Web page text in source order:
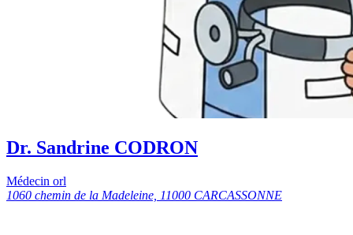
Dr. Sandrine CODRON
Médecin orl
1060 chemin de la Madeleine, 11000 CARCASSONNE